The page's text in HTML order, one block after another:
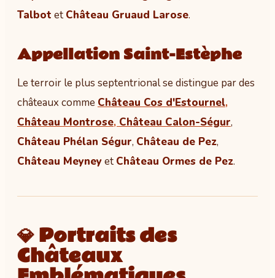
Talbot et Château Gruaud Larose.
Appellation Saint-Estèphe
Le terroir le plus septentrional se distingue par des
châteaux comme Château Cos d'Estournel,
Château Montrose, Château Calon-Ségur,
Château Phélan Ségur, Château de Pez,
Château Meyneyet Château Ormes de Pez.
💎 Portraits des
Châteaux